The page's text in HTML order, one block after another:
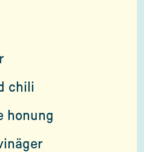
chili
honung